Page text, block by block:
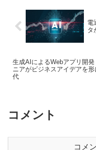
電
タ
生成AIによるWebアプリ開発
ニアがビジネスアイデアを
代
コメント
コメ